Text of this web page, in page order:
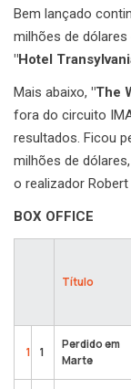
Bem lançado
milhões de
"Hotel
Mais abaixo, "The
fora do circuito
resultados. Ficou
milhões de
o realizador
BOX OFFICE
Título
1 1
Perdido em
Marte